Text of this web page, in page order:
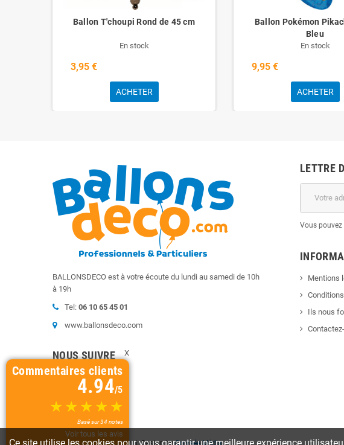
Ballon T'choupi Rond de 45 cm
En stock
3,95 €
ACHETER
Ballon Pokémon
Bleu
En stock
9,95 €
ACHETER
BALLONSDECO est à votre écoute du lundi au samedi de 10h
à 19h
Tel: 06 10 65 45 01
www.ballonsdeco.com
NOUS SUIVRE
Instagram
LETTRE
Vous
Mentions
Ils nous
X
Commentaires clients
4.94/5
Basé sur 34 notes
Voir tous les avis
©2020Ballonsdeco.com| Design byColysée Média